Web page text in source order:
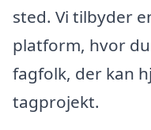
sted. Vi tilbyder
platform, hvor
fagfolk, der kan
tagprojekt.